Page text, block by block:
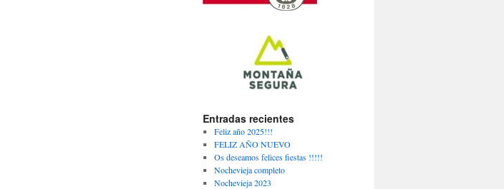
Entradas recientes
Feliz año 2025!!!
FELIZ AÑO NUEVO
Os deseamos felices fiestas !!!!!
Nochevieja completo
Nochevieja 2023